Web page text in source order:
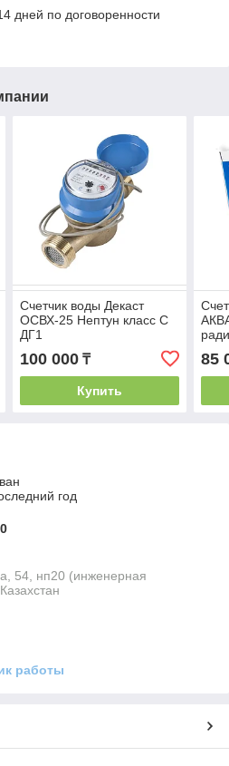
дней по договоренности
Счетчик воды Декаст
ОСВХ-25 Нептун класс С
ДГ1
100 000₸
Купить
85
год
54, нп20 (инженерная
работы